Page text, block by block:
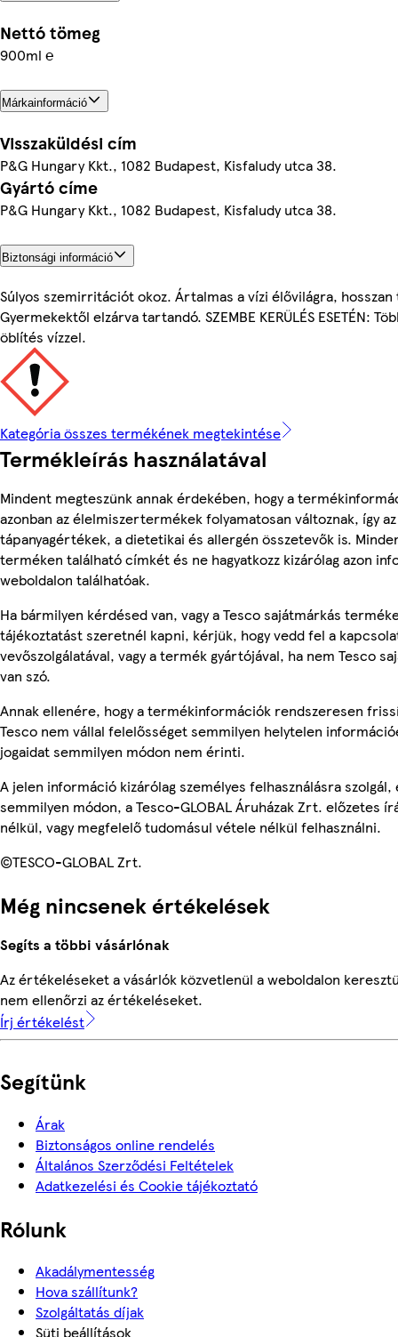
Nettó tömeg
900ml ℮
Márkainformáció
Visszaküldési cím
P&G Hungary Kkt., 1082 Budapest, Kisfaludy utca 38.
Gyártó címe
P&G Hungary Kkt., 1082 Budapest, Kisfaludy utca 38.
Biztonsági információ
Súlyos szemirritációt okoz. Ártalmas a vízi élővilágra,
Gyermekektől elzárva tartandó. SZEMBE KERÜLÉS ESETÉN:
öblítés vízzel.
Kategória összes termékének megtekintése
Termékleírás használatával
Mindent megteszünk annak érdekében, hogy a
azonban az élelmiszertermékek folyamatosan változnak, így
tápanyagértékek, a dietetikai és allergén összetevők is.
terméken található címkét és ne hagyatkozz kizárólag azon
weboldalon találhatóak.
Ha bármilyen kérdésed van, vagy a Tesco sajátmárkás
tájékoztatást szeretnél kapni, kérjük, hogy vedd fel a
vevőszolgálatával, vagy a termék gyártójával, ha nem Tesco
van szó.
Annak ellenére, hogy a termékinformációk rendszeresen
Tesco nem vállal felelősséget semmilyen helytelen
jogaidat semmilyen módon nem érinti.
A jelen információ kizárólag személyes felhasználásra
semmilyen módon, a Tesco-GLOBAL Áruházak Zrt. előzetes
nélkül, vagy megfelelő tudomásul vétele nélkül felhasználni.
©TESCO-GLOBAL Zrt.
Még nincsenek értékelések
Segíts a többi vásárlónak
Az értékeléseket a vásárlók közvetlenül a weboldalon
nem ellenőrzi az értékeléseket.
Írj értékelést
Segítünk
Árak
Biztonságos online rendelés
Általános Szerződési Feltételek
Adatkezelési és Cookie tájékoztató
Rólunk
Akadálymentesség
Hova szállítunk?
Szolgáltatás díjak
Süti beállítások